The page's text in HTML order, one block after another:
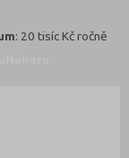
: 20 tisíc Kč ročně